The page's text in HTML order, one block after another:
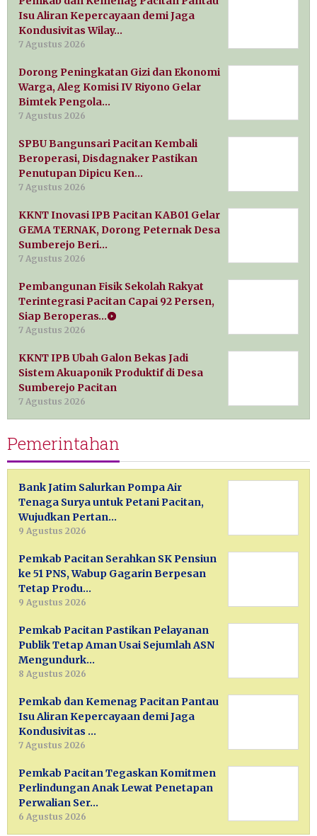
Isu Aliran Kepercayaan demi Jaga
Kondusivitas Wilay…
7 Agustus 2026
Dorong Peningkatan Gizi dan Ekonomi
Warga, Aleg Komisi IV Riyono Gelar
Bimtek Pengola…
7 Agustus 2026
SPBU Bangunsari Pacitan Kembali
Beroperasi, Disdagnaker Pastikan
Penutupan Dipicu Ken…
7 Agustus 2026
KKNT Inovasi IPB Pacitan KAB01 Gelar
GEMA TERNAK, Dorong Peternak Desa
Sumberejo Beri…
7 Agustus 2026
Pembangunan Fisik Sekolah Rakyat
Terintegrasi Pacitan Capai 92 Persen,
Siap Beroperas…
7 Agustus 2026
KKNT IPB Ubah Galon Bekas Jadi
Sistem Akuaponik Produktif di Desa
Sumberejo Pacitan
7 Agustus 2026
Pemerintahan
Bank Jatim Salurkan Pompa Air
Tenaga Surya untuk Petani Pacitan,
Wujudkan Pertan…
9 Agustus 2026
Pemkab Pacitan Serahkan SK Pensiun
ke 51 PNS, Wabup Gagarin Berpesan
Tetap Produ…
9 Agustus 2026
Pemkab Pacitan Pastikan Pelayanan
Publik Tetap Aman Usai Sejumlah ASN
Mengundurk…
8 Agustus 2026
Pemkab dan Kemenag Pacitan Pantau
Isu Aliran Kepercayaan demi Jaga
Kondusivitas …
7 Agustus 2026
Pemkab Pacitan Tegaskan Komitmen
Perlindungan Anak Lewat Penetapan
Perwalian Ser…
6 Agustus 2026